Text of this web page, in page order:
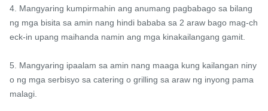
4. Mangyaring kumpirmahin ang anumang pagbabago sa bilang
ng mga bisita sa amin nang hindi bababa sa 2 araw bago mag-ch
eck-in upang maihanda namin ang mga kinakailangang gamit.
5. Mangyaring ipaalam sa amin nang maaga kung kailangan niny
o ng mga serbisyo sa catering o grilling sa araw ng inyong pama
malagi.